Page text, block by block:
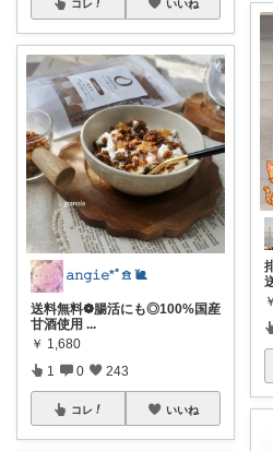
コレ いいね
𝚊𝚗𝚐𝚒𝚎*ﾟ𖠿 🐌
送料無料❁︎腸活にも◎100%国産
甘酒使用 ...
￥ 1,680
1 0 243
コレ いいね
￥